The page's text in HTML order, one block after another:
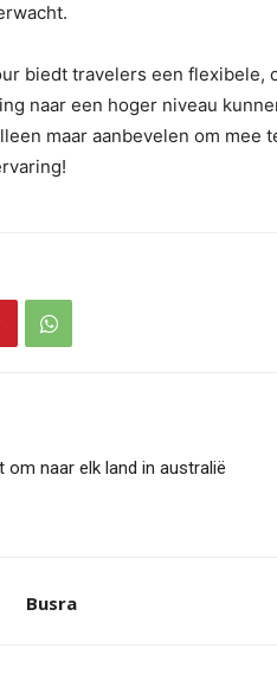
biedt travelers een
naar een hoger niveau
maar aanbevelen om mee
om naar elk land in australië
Busra